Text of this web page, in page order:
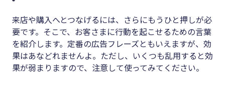
来店や購入へとつなげるには、さらにもうひと押しが必
要です。そこで、お客さまに行動を起こせるための言葉
を紹介します。定番の広告フレーズともいえますが、効
果はあなどれませんよ。ただし、いくつも乱用すると効
果が弱まりますので、注意して使ってみてください。